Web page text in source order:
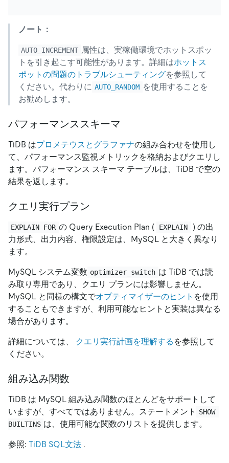
ノート：
AUTO_INCREMENT 属性は、実稼働環境でホットスポッ
トを引き起こす可能性があります。詳細はホットス
ポットの問題のトラブルシューティングを参照して
ください。代わりに AUTO_RANDOM を使用することを
お勧めします。
パフォーマンススキーマ
TiDB はプロメテウスとグラファナの組み合わせを使用し
て、パフォーマンス監視メトリックを格納およびクエリし
ます。パフォーマンス スキーマ テーブルは、TiDB で空の
結果を返します。
クエリ実行プラン
EXPLAIN FOR の Query Execution Plan ( EXPLAIN
) の出
力形式、出力内容、権限設定は、MySQL と大きく異なり
ます。
MySQL システム変数 optimizer_switch は TiDB では読
み取り専用であり、クエリ プランには影響しません。
MySQL と同様の構文でオプティマイザーのヒント を使用
することもできますが、利用可能なヒントと実装は異なる
場合があります。
詳細については、 クエリ実行計画を理解する を参照して
ください。
組み込み関数
TiDB は MySQL 組み込み関数のほとんどをサポートして
いますが、すべてではありません。ステートメント
SHOW
BUILTINS は、使用可能な関数のリストを提供します。
参照: TiDB SQL文法 .